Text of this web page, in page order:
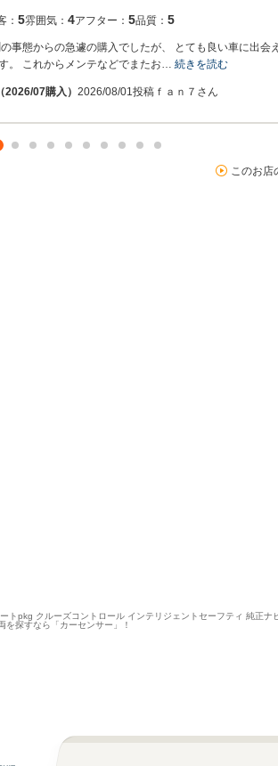
： 5雰囲気： 4アフター： 5品質： 5
事態からの急遽の購入でしたが、 とても良い車に出会
。 これからメンテなどでまたお… 続きを読む
07購入） 2026/08/01投稿 ｆａｎ７さん
このお店
pkg クルーズコントロール インテリジェントセーフティ 純正ナ
探すなら「カーセンサー」！